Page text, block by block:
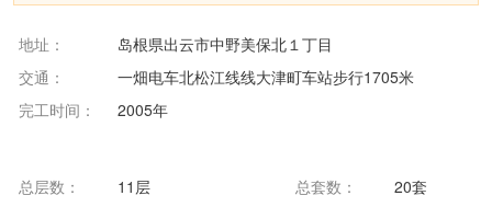
地址：
岛根県出云市中野美保北１丁目
交通：
一畑电车北松江线线大津町车站步行1705米
完工时间：
2005年
总层数： 11层 总套数：
20套